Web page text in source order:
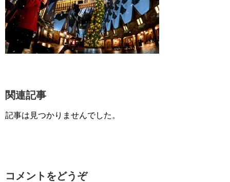
関連記事
記事は見つかりませんでした。
コメントをどうぞ